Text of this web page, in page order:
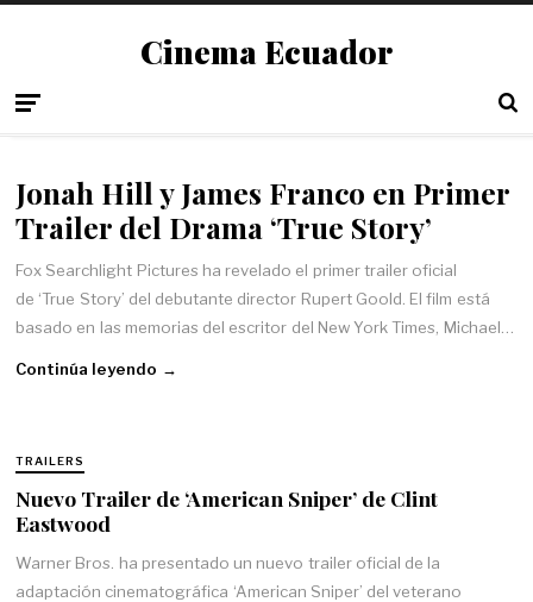
Cinema Ecuador
Jonah Hill y James Franco en Primer
Trailer del Drama ‘True Story’
Fox Searchlight Pictures ha revelado el primer trailer oficial
de ‘True Story’ del debutante director Rupert Goold. El film está
basado en las memorias del escritor del New York Times, Michael…
Continúa leyendo →
TRAILERS
Nuevo Trailer de ‘American Sniper’ de Clint
Eastwood
Warner Bros. ha presentado un nuevo trailer oficial de la
adaptación cinematográfica ‘American Sniper’ del veterano